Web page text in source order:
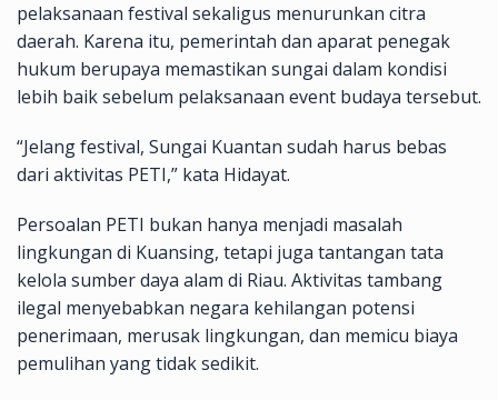
pelaksanaan festival sekaligus menurunkan citra
daerah. Karena itu, pemerintah dan aparat penegak
hukum berupaya memastikan sungai dalam kondisi
lebih baik sebelum pelaksanaan event budaya tersebut.
“Jelang festival, Sungai Kuantan sudah harus bebas
dari aktivitas PETI,” kata Hidayat.
Persoalan PETI bukan hanya menjadi masalah
lingkungan di Kuansing, tetapi juga tantangan tata
kelola sumber daya alam di Riau. Aktivitas tambang
ilegal menyebabkan negara kehilangan potensi
penerimaan, merusak lingkungan, dan memicu biaya
pemulihan yang tidak sedikit.